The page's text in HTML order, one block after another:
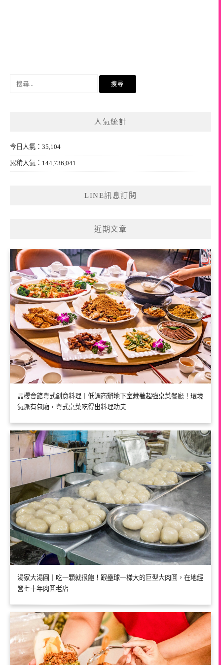
人氣統計
今日人氣：35,104
累積人氣：144,736,041
LINE訊息訂閱
近期文章
晶櫻會館粵式創意料理｜低調商辦地下室藏著超強桌菜餐廳！環境
氣派有包廂，粵式桌菜吃得出料理功夫
湯家大湯圓｜吃一顆就很飽！跟壘球一樣大的巨型大肉圓，在地經
營七十年肉圓老店